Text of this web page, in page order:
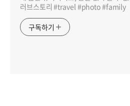
러브스토리 #travel #photo #family
구독하기